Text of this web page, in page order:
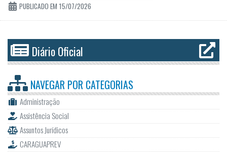
PUBLICADO EM 15/07/2026
Diário Oficial
NAVEGAR POR CATEGORIAS
Administração
Assistência Social
Assuntos Jurídicos
CARAGUAPREV